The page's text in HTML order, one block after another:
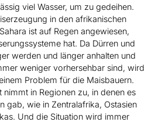
viel Wasser, um zu gedeihen.
in den afrikanischen
ist auf Regen angewiesen,
hat. Da Dürren und
werden und länger anhalten und
weniger vorhersehbar sind, wird
Problem für die Maisbauern.
nimmt in Regionen zu, in denen es
gab, wie in Zentralafrika, Ostasien
Und die Situation wird immer